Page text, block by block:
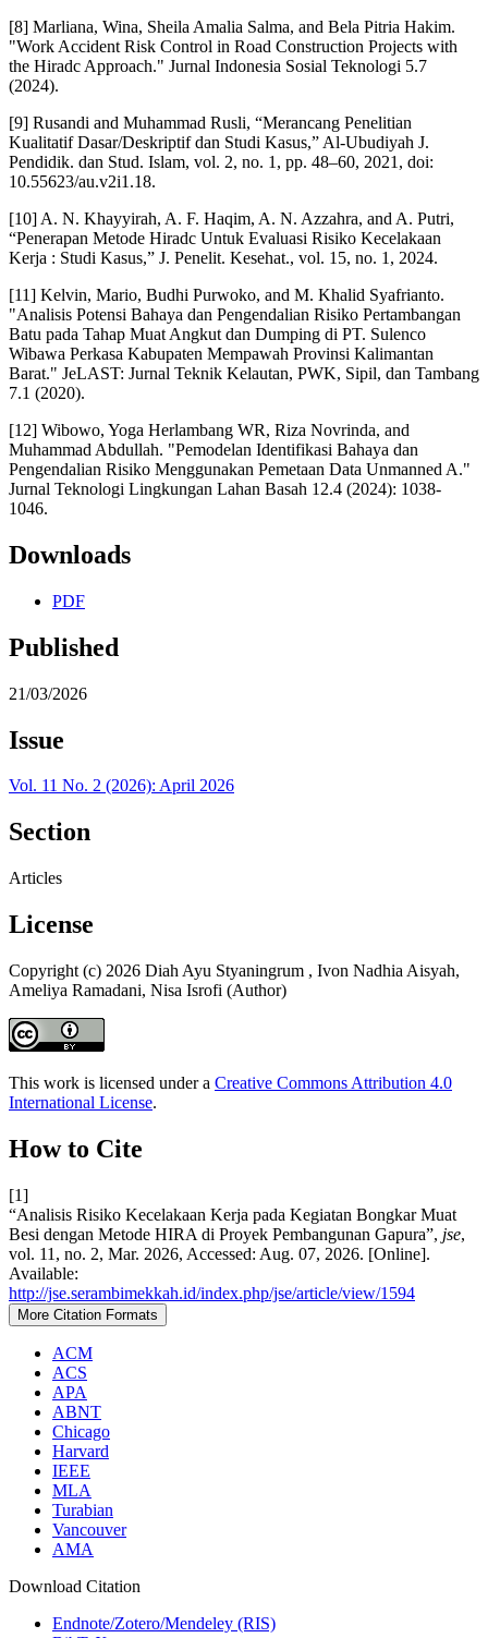
[8] Marliana, Wina, Sheila Amalia Salma, and Bela Pitria Hakim.
"Work Accident Risk Control in Road Construction Projects with
the Hiradc Approach." Jurnal Indonesia Sosial Teknologi 5.7
(2024).
[9] Rusandi and Muhammad Rusli, “Merancang Penelitian
Kualitatif Dasar/Deskriptif dan Studi Kasus,” Al-Ubudiyah J.
Pendidik. dan Stud. Islam, vol. 2, no. 1, pp. 48–60, 2021, doi:
10.55623/au.v2i1.18.
[10] A. N. Khayyirah, A. F. Haqim, A. N. Azzahra, and A. Putri,
“Penerapan Metode Hiradc Untuk Evaluasi Risiko Kecelakaan
Kerja : Studi Kasus,” J. Penelit. Kesehat., vol. 15, no. 1, 2024.
[11] Kelvin, Mario, Budhi Purwoko, and M. Khalid Syafrianto.
"Analisis Potensi Bahaya dan Pengendalian Risiko Pertambangan
Batu pada Tahap Muat Angkut dan Dumping di PT. Sulenco
Wibawa Perkasa Kabupaten Mempawah Provinsi Kalimantan
Barat." JeLAST: Jurnal Teknik Kelautan, PWK, Sipil, dan Tambang
7.1 (2020).
[12] Wibowo, Yoga Herlambang WR, Riza Novrinda, and
Muhammad Abdullah. "Pemodelan Identifikasi Bahaya dan
Pengendalian Risiko Menggunakan Pemetaan Data Unmanned A."
Jurnal Teknologi Lingkungan Lahan Basah 12.4 (2024): 1038-
1046.
Downloads
PDF
Published
21/03/2026
Issue
Vol. 11 No. 2 (2026): April 2026
Section
Articles
License
Copyright (c) 2026 Diah Ayu Styaningrum , Ivon Nadhia Aisyah,
Ameliya Ramadani, Nisa Isrofi (Author)
This work is licensed under a Creative Commons Attribution 4.0
International License.
How to Cite
[1]
“Analisis Risiko Kecelakaan Kerja pada Kegiatan Bongkar Muat
Besi dengan Metode HIRA di Proyek Pembangunan Gapura”, jse,
vol. 11, no. 2, Mar. 2026, Accessed: Aug. 07, 2026. [Online].
Available:
http://jse.serambimekkah.id/index.php/jse/article/view/1594
More Citation Formats
ACM
ACS
APA
ABNT
Chicago
Harvard
IEEE
MLA
Turabian
Vancouver
AMA
Download Citation
Endnote/Zotero/Mendeley (RIS)